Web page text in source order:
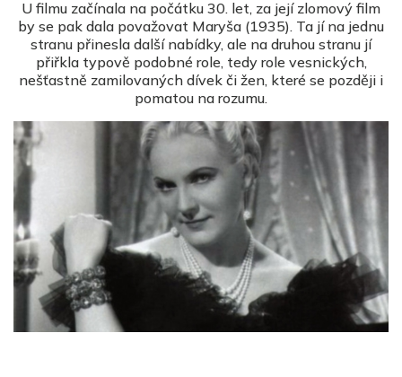
U filmu začínala na počátku 30. let, za její zlomový film
by se pak dala považovat Maryša (1935). Ta jí na jednu
stranu přinesla další nabídky, ale na druhou stranu jí
přiřkla typově podobné role, tedy role vesnických,
nešťastně zamilovaných dívek či žen, které se později i
pomatou na rozumu.